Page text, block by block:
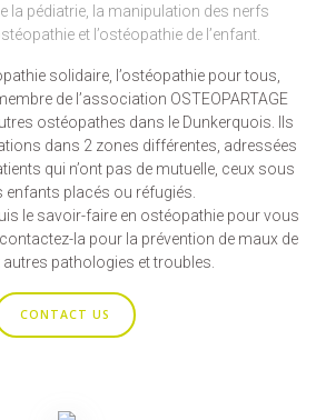
la pédiatrie, la manipulation des nerfs
et l’ostéopathie de l’enfant.
solidaire, l’ostéopathie pour tous,
de l’association OSTEOPARTAGE
ostéopathes dans le Dunkerquois. Ils
dans 2 zones différentes, adressées
qui n’ont pas de mutuelle, ceux sous
enfants placés ou réfugiés.
le savoir-faire en ostéopathie pour vous
la pour la prévention de maux de
pathologies et troubles.
CONTACT US